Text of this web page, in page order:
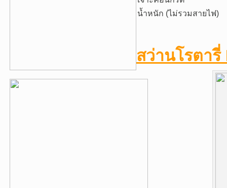
น้ำหนัก (ไม่รวมสายไฟ)
สว่านโรตารี่